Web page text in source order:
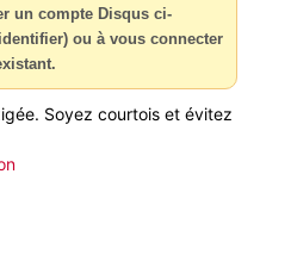
un compte Disqus ci-
ou à vous connecter
Soyez courtois et évitez